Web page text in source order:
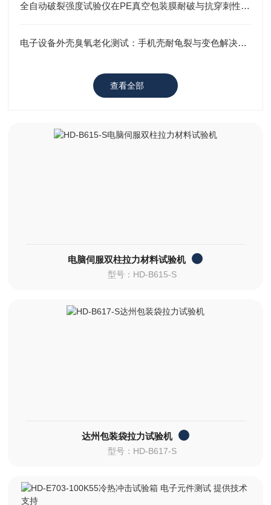
全自动破裂强度试验仪在PE真空包装膜耐破与抗穿刺性能检测中的应用方案
电子设备外壳臭氧老化测试：手机壳耐龟裂与变色解决方案
查看全部
电脑伺服双柱拉力材料试验机
型号：HD-B615-S
达州包装袋拉力试验机
型号：HD-B617-S